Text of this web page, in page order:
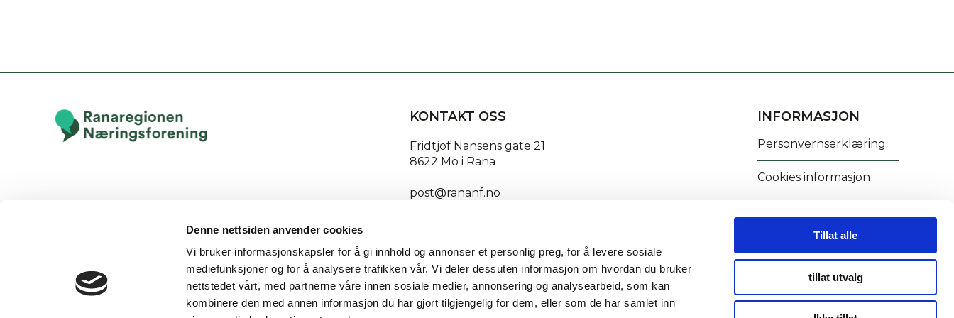
Denne nettsiden anvender cookies
Vi bruker informasjonskapsler for å gi innhold og annonser et personlig preg, for å levere sosiale
mediefunksjoner og for å analysere trafikken vår. Vi deler dessuten informasjon om hvordan du bruker
nettstedet vårt, med partnerne våre innen sosiale medier, annonsering og analysearbeid, som kan
kombinere den med annen informasjon du har gjort tilgjengelig for dem, eller som de har samlet inn
Tillat alle
tillat utvalg
KONTAKT OSS
Fridtjof Nansens gate 21
8622 Mo i Rana
post@rananf.no
INFORMASJON
Personvernserklæring
Cookies informasjon
Getynet CMS| Webdesign og webutvikling avDCode